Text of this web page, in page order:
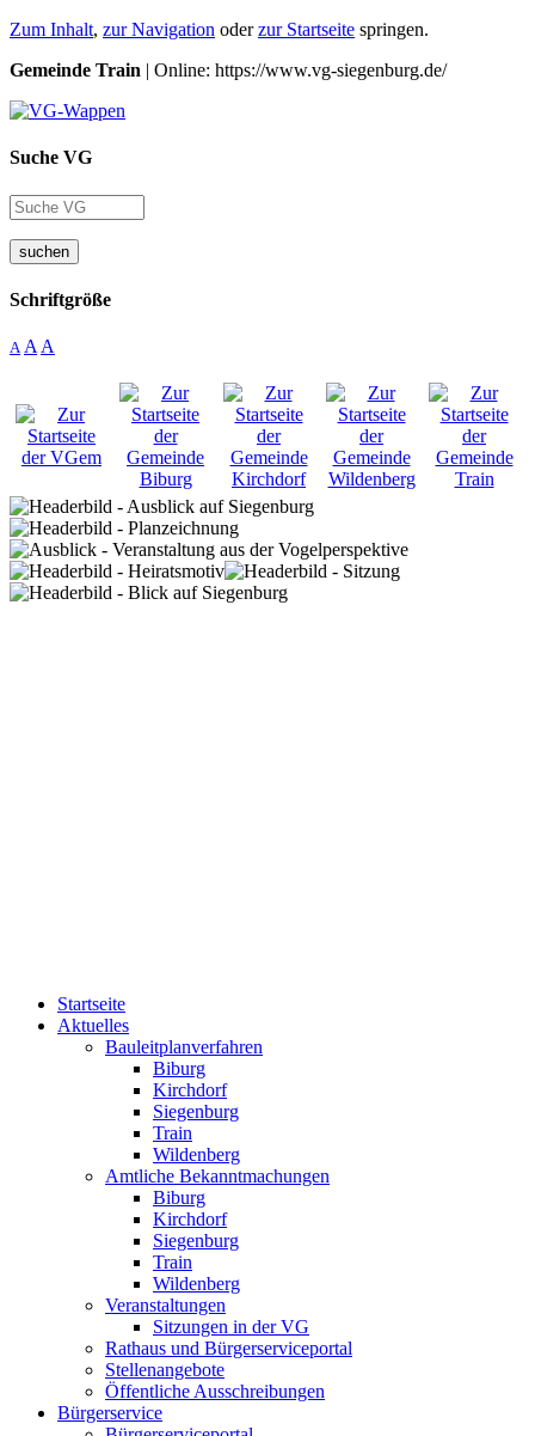
Zum Inhalt, zur Navigation oderzur Startseite springen.
Gemeinde Train | Online: https://www.vg-siegenburg.de/
Suche VG
suchen
Schriftgröße
A A A
Startseite
Aktuelles
Bauleitplanverfahren
Biburg
Kirchdorf
Siegenburg
Train
Wildenberg
Amtliche Bekanntmachungen
Biburg
Kirchdorf
Siegenburg
Train
Wildenberg
Veranstaltungen
Sitzungen in der VG
Rathaus und Bürgerserviceportal
Stellenangebote
Öffentliche Ausschreibungen
Bürgerservice